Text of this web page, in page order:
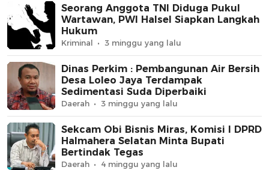
Seorang Anggota TNI Diduga Pukul
Wartawan, PWI Halsel Siapkan Langkah
Hukum
Kriminal 3 minggu yang lalu
Dinas Perkim : Pembangunan Air Bersih
Desa Loleo Jaya Terdampak
Sedimentasi Suda Diperbaiki
Daerah 3 minggu yang lalu
Sekcam Obi Bisnis Miras, Komisi I DPRD
Halmahera Selatan Minta Bupati
Bertindak Tegas
Daerah 4 minggu yang lalu